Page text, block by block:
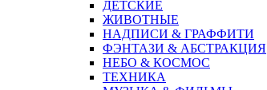
ДЕТСКИЕ
ЖИВОТНЫЕ
НАДПИСИ & ГРАФФИТИ
ФЭНТАЗИ & АБСТРАКЦИЯ
НЕБО & КОСМОС
ТЕХНИКА